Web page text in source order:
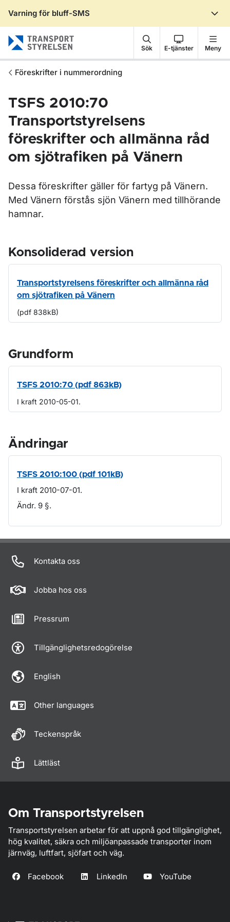
Varning för bluff-SMS
Sök E-tjänster Meny
Föreskrifter i nummerordning
TSFS 2010:70
Transportstyrelsens
föreskrifter och allmänna råd
om sjötrafiken på Vänern
Dessa föreskrifter gäller för fartyg på Vänern.
Med Vänern förstås sjön Vänern med tillhörande
hamnar.
Konsoliderad version
Transportstyrelsens föreskrifter och allmänna råd
om sjötrafiken på Vänern
(pdf 838kB)
Grundform
TSFS 2010:70 (pdf 863kB)
I kraft 2010-05-01.
Ändringar
TSFS 2010:100 (pdf 101kB)
I kraft 2010-07-01.
Ändr. 9 §.
Om sidan
Kontakta oss
Jobba hos oss
Pressrum
Tillgänglighetsredogörelse
English
Other languages
Teckenspråk
Lättläst
Om Transportstyrelsen
Transportstyrelsen arbetar för att uppnå god tillgänglighet,
hög kvalitet, säkra och miljöanpassade transporter inom
järnväg, luftfart, sjöfart och väg.
Facebook LinkedIn YouTube